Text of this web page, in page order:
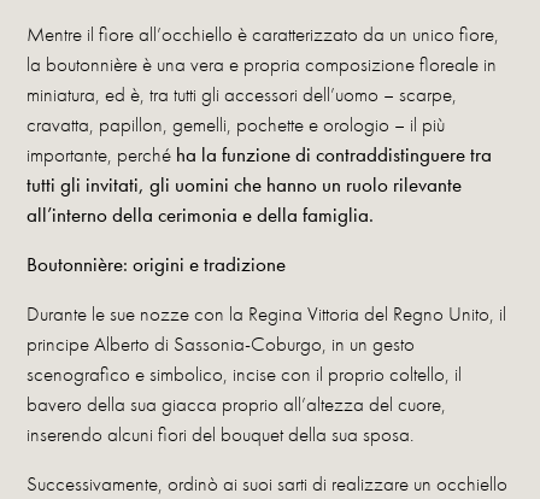
Mentre il fiore all’occhiello è caratterizzato da un unico fiore,
la boutonnière è una vera e propria composizione floreale in
miniatura, ed è, tra tutti gli accessori dell’uomo – scarpe,
cravatta, papillon, gemelli, pochette e orologio – il più
importante, perché ha la funzione di contraddistinguere tra
tutti gli invitati, gli uomini che hanno un ruolo rilevante
all’interno della cerimonia e della famiglia.
Boutonnière: origini e tradizione
Durante le sue nozze con la Regina Vittoria del Regno Unito, il
principe Alberto di Sassonia-Coburgo, in un gesto
scenografico e simbolico, incise con il proprio coltello, il
bavero della sua giacca proprio all’altezza del cuore,
inserendo alcuni fiori del bouquet della sua sposa.
Successivamente, ordinò ai suoi sarti di realizzare un occhiello